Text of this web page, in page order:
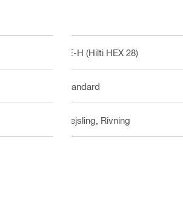
TE-H (Hilti HEX 28)
Standard
Mejsling, Rivning